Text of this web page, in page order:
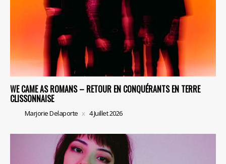
WE CAME AS ROMANS – RETOUR EN CONQUÉRANTS EN TERRE
CLISSONNAISE
Marjorie Delaporte 4 Juillet 2026